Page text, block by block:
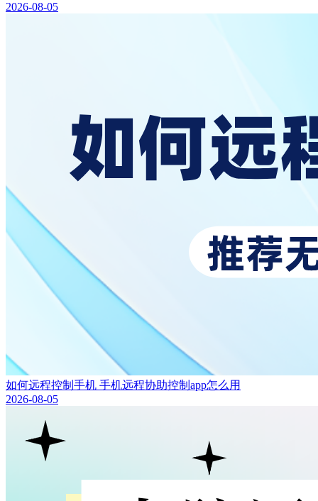
2026-08-05
如何远程控制手机 手机远程协助控制app怎么用
2026-08-05